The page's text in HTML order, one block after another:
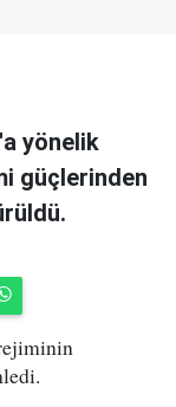
yönelik
güçlerinden